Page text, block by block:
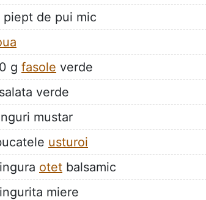
piept de pui mic
g fasole verde
verde
mustar
usturoi
otet balsamic
miere